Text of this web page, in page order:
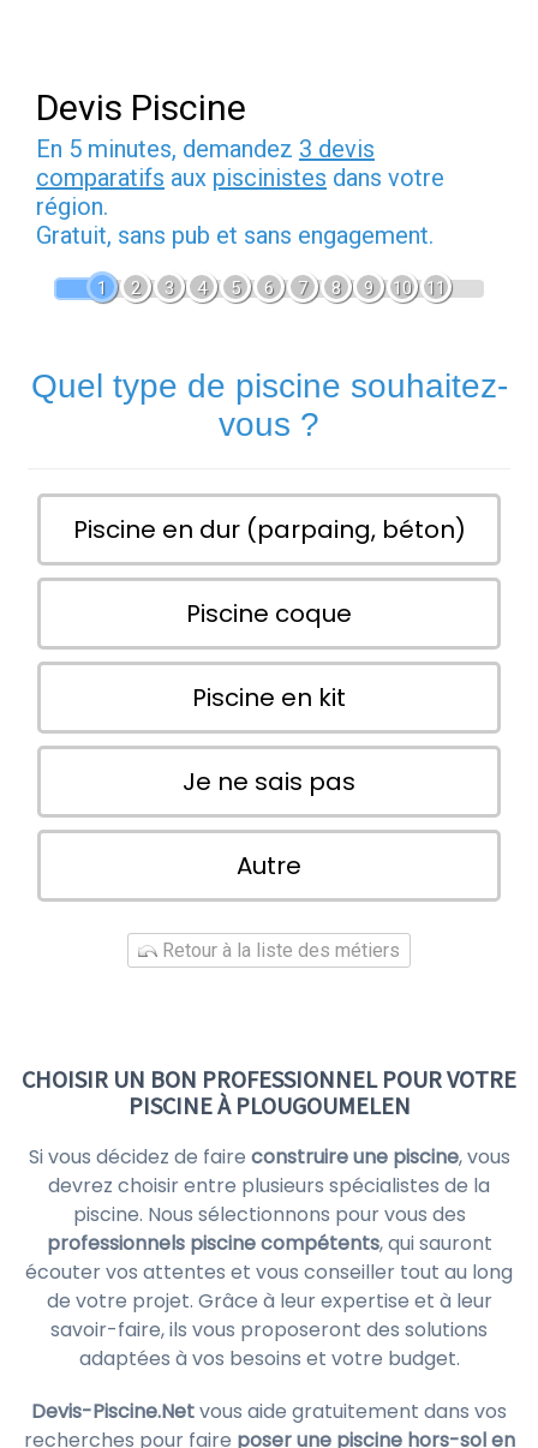
Devis Piscine
En 5 minutes, demandez 3 devis
comparatifs aux piscinistes dans votre
région.
Gratuit, sans pub et sans engagement.
1 2 3 4 5 6 7 8 9 10 11
Quel type de piscine souhaitez-
vous ?
Piscine en dur (parpaing, béton)
Piscine coque
Piscine en kit
Je ne sais pas
Autre
Retour à la liste des métiers
CHOISIR UN BON PROFESSIONNEL POUR VOTRE
PISCINE À PLOUGOUMELEN
Si vous décidez de faire construire une piscine, vous
devrez choisir entre plusieurs spécialistes de la
piscine. Nous sélectionnons pour vous des
professionnels piscine compétents, qui sauront
écouter vos attentes et vous conseiller tout au long
de votre projet. Grâce à leur expertise et à leur
savoir-faire, ils vous proposeront des solutions
adaptées à vos besoins et votre budget.
Devis-Piscine.Netvous aide gratuitement dans vos
recherches pour faire poser une piscine hors-sol en